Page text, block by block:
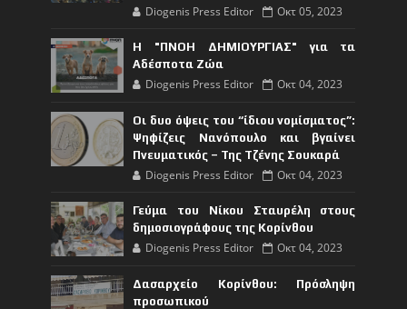
Diogenis Press Editor Οκτ 05, 2023
Η "ΠΝΟΗ ΔΗΜΙΟΥΡΓΙΑΣ" για τα
Αδέσποτα Ζώα
Diogenis Press Editor Οκτ 04, 2023
Οι δυο όψεις του “ίδιου νομίσματος”:
Ψηφίζεις Νανόπουλο και βγαίνει
Πνευματικός – Της Τζένης Σουκαρά
Diogenis Press Editor Οκτ 04, 2023
Γεύμα του Νίκου Σταυρέλη στους
δημοσιογράφους της Κορίνθου
Diogenis Press Editor Οκτ 04, 2023
Δασαρχείο Κορίνθου: Πρόσληψη
προσωπικού